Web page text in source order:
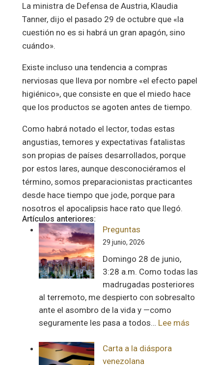
La ministra de Defensa de Austria, Klaudia
Tanner, dijo el pasado 29 de octubre que «la
cuestión no es si habrá un gran apagón, sino
cuándo».
Existe incluso una tendencia a compras
nerviosas que lleva por nombre «el efecto papel
higiénico», que consiste en que el miedo hace
que los productos se agoten antes de tiempo.
Como habrá notado el lector, todas estas
angustias, temores y expectativas fatalistas
son propias de países desarrollados, porque
por estos lares, aunque desconociéramos el
término, somos preparacionistas practicantes
desde hace tiempo que jode, porque para
nosotros el apocalipsis hace rato que llegó.
Artículos anteriores:
Preguntas
29 junio, 2026
Domingo 28 de junio,
3:28 a.m. Como todas las
madrugadas posteriores
al terremoto, me despierto con sobresalto
ante el asombro de la vida y —como
seguramente les pasa a todos… Lee más:
Carta a la diáspora
venezolana